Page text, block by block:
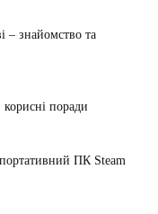
– знайомство та
поради
ПК Steam